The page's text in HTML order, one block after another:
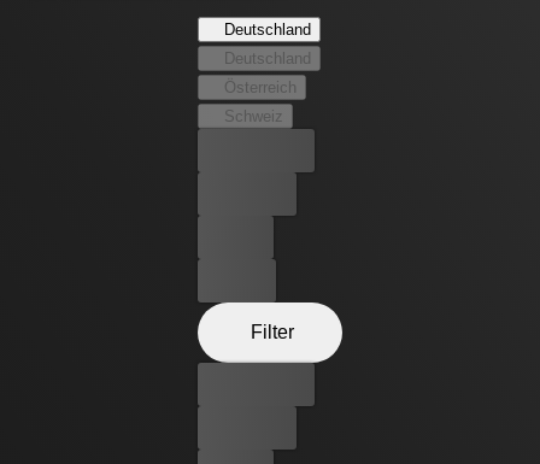
realer Horrorfilm gedreht wird – mit den Teilnehmern
der Convention als Opfer. Aus irrealem Horrorspaß wird
blutiger Ernst, den die Teenager am eigenen Leib zu
Deutschland
Deutschland
Österreich
Schweiz
Filter